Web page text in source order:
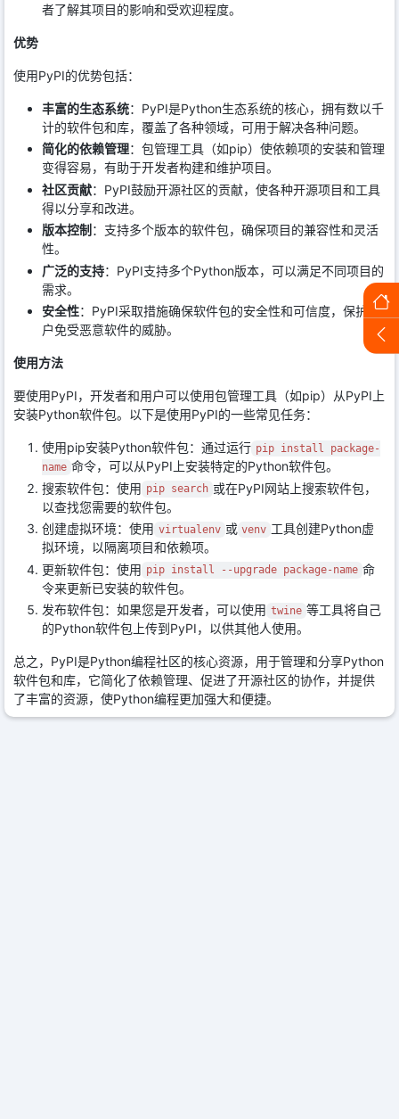
者了解其项目的影响和受欢迎程度。
优势
使用PyPI的优势包括：
丰富的生态系统：PyPI是Python生态系统的核心，拥有数以千
计的软件包和库，覆盖了各种领域，可用于解决各种问题。
简化的依赖管理：包管理工具（如pip）使依赖项的安装和管理
变得容易，有助于开发者构建和维护项目。
社区贡献：PyPI鼓励开源社区的贡献，使各种开源项目和工具
得以分享和改进。
版本控制 ：支持多个版本的软件包，确保项目的兼容性和灵活
性。
广泛的支持：PyPI支持多个Python版本，可以满足不同项目的
需求。
安全性：PyPI采取措施确保软件包的安全性和可信度，保护用
户免受恶意软件的威胁。
使用方法
要使用PyPI，开发者和用户可以使用包管理工具（如pip）从PyPI上
安装Python软件包。以下是使用PyPI的一些常见任务：
使用pip安装Python软件包：通过运行 pip install package-
name 命令，可以从PyPI上安装特定的Python软件包。
搜索软件包：使用 pip search 或在PyPI网站上搜索软件包，
以查找您需要的软件包。
创建虚拟环境：使用 virtualenv 或 venv 工具创建Python虚
拟环境，以隔离项目和依赖项。
更新软件包：使用 pip install --upgrade package-name 命
令来更新已安装的软件包。
发布软件包：如果您是开发者，可以使用 twine 等工具将自己
的Python软件包上传到PyPI，以供其他人使用。
总之，PyPI是Python编程社区的核心资源，用于管理和分享Python
软件包和库，它简化了依赖管理、促进了开源社区的协作，并提供
了丰富的资源，使Python编程更加强大和便捷。